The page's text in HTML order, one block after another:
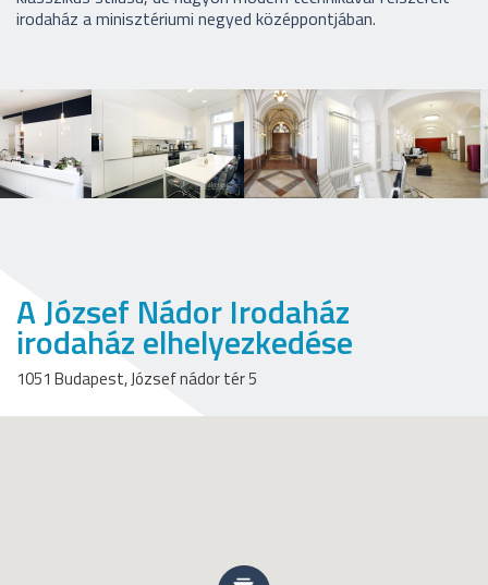
irodaház a minisztériumi negyed középpontjában.
A József Nádor Irodaház
irodaház elhelyezkedése
1051 Budapest, József nádor tér 5